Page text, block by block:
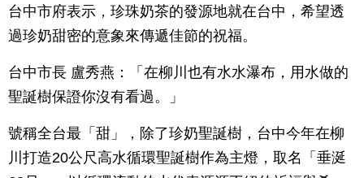
台中市府表示，珍珠奶茶的發源地就在台中，希望透
過珍奶甜密的意象來傳遞佳節的祝福。
台中市長 盧秀燕：「在柳川也有水水瀑布，用水做的
聖誕樹保證你沒有看過。」
號稱全台最「甜」，除了珍奶聖誕樹，台中今年在柳
川打造20公尺高水循環聖誕樹作為主燈，取名「垂涎